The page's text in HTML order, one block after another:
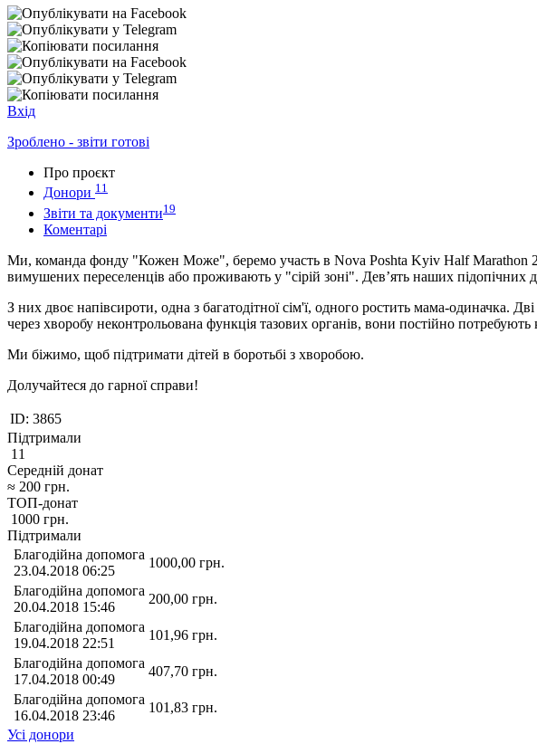
Вхід
Зроблено - звіти готові
Про проєкт
Донори 11
Звіти та документи19
Коментарі
Ми, команда фонду "Кожен Може", беремо участь в Nova Poshta Kyiv Half Marathon
вимушених переселенців або проживають у "сірій зоні". Дев’ять наших підопічних
З них двоє напівсироти, одна з багатодітної сім'ї, одного ростить мама-одиначка.
через хворобу неконтрольована функція тазових органів, вони постійно потребують
Ми біжимо, щоб підтримати дітей в боротьбі з хворобою.
Долучайтеся до гарної справи!
ID: 3865
Підтримали
11
Середній донат
≈ 200 грн.
ТОП-донат
1000 грн.
Підтримали
Благодійна допомога
23.04.2018 06:25
1000,00 грн.
Благодійна допомога
20.04.2018 15:46
200,00 грн.
Благодійна допомога
19.04.2018 22:51
101,96 грн.
Благодійна допомога
17.04.2018 00:49
407,70 грн.
Благодійна допомога
16.04.2018 23:46
101,83 грн.
Усі донори